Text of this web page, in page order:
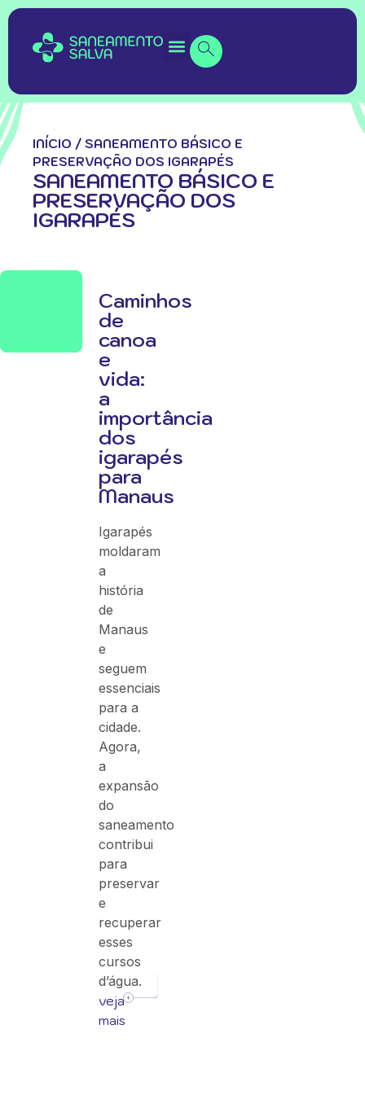
INÍCIO / SANEAMENTO BÁSICO E
PRESERVAÇÃO DOS IGARAPÉS
SANEAMENTO BÁSICO E
PRESERVAÇÃO DOS
IGARAPÉS
Caminhos
de
canoa
e
vida:
a
importância
dos
igarapés
para
Manaus
Igarapés
moldaram
a
história
de
Manaus
e
seguem
essenciais
para a
cidade.
Agora,
a
expansão
do
saneamento
contribui
para
preservar
e
recuperar
esses
cursos
d’água.
veja
mais